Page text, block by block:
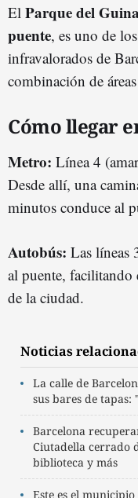
El Parque del
puente, es uno de
infravalorados de
combinación de
Cómo llegar
Metro: Línea 4
Desde allí, una
minutos conduce al
Autobús: Las líneas
al puente, facilitando
de la ciudad.
Noticias
La calle de
sus bares de
Barcelona
Ciutadella cerrado
biblioteca y más
Este es el